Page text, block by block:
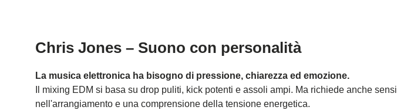
Chris Jones – Suono con personalità
La musica elettronica ha bisogno di pressione, chiarezza ed emozione.
Il mixing EDM si basa su drop puliti, kick potenti e assoli ampi. Ma richiede anche
nell'arrangiamento e una comprensione della tensione energetica.